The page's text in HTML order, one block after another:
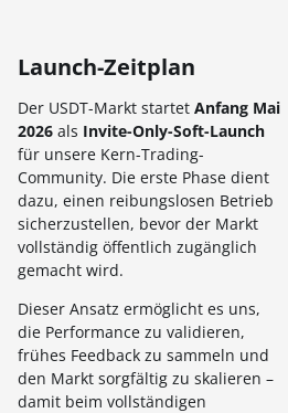
Launch-Zeitplan
Der USDT-Markt startet Anfang Mai
2026 als Invite-Only-Soft-Launch
für unsere Kern-Trading-
Community. Die erste Phase dient
dazu, einen reibungslosen Betrieb
sicherzustellen, bevor der Markt
vollständig öffentlich zugänglich
gemacht wird.
Dieser Ansatz ermöglicht es uns,
die Performance zu validieren,
frühes Feedback zu sammeln und
den Markt sorgfältig zu skalieren –
damit beim vollständigen